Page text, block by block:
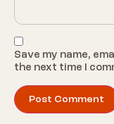
Save my name,
the next time I